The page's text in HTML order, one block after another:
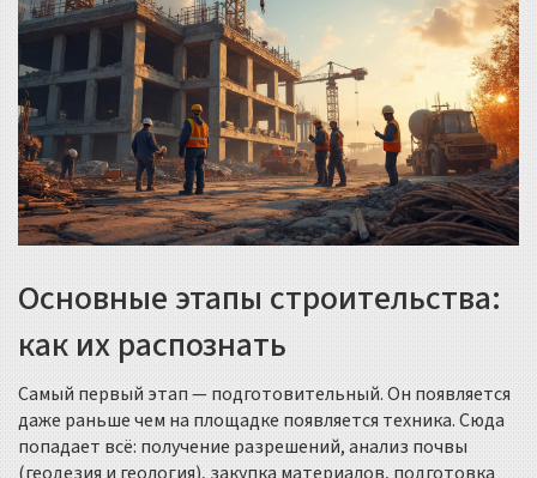
Основные этапы строительства:
как их распознать
Самый первый этап — подготовительный. Он появляется
даже раньше чем на площадке появляется техника. Сюда
попадает всё: получение разрешений, анализ почвы